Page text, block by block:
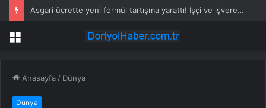
Asgari ücrette yeni formül tartışma yarattı! İşçi ve işveren karşı karşıya
Menü
Anasayfa / Dünya
Dünya